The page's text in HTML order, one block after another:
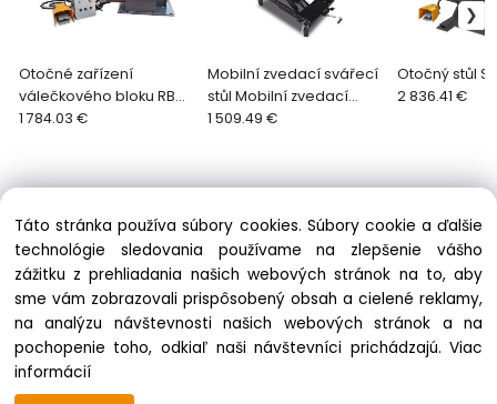
Otočné zařízení
válečkového bloku RBD
1200
1 784.03 €
Mobilní zvedací svářecí
stůl Mobilní zvedací
svářecí stůl MWT 16
1 509.49 €
Otočný stůl
2 836.41 €
Informácie
Obchodné podmienky
Ochrana osobných údajov
Zásady cookies
Táto stránka používa súbory cookies. Súbory cookie a ďalšie
technológie sledovania používame na zlepšenie vášho
zážitku z prehliadania našich webových stránok na to, aby
sme vám zobrazovali prispôsobený obsah a cielené reklamy,
na analýzu návštevnosti našich webových stránok a na
pochopenie toho, odkiaľ naši návštevníci prichádzajú.Viac
informácií